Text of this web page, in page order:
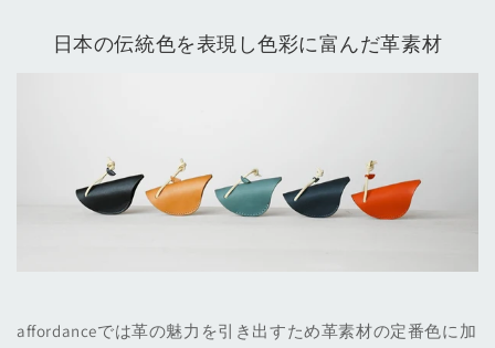
日本の伝統色を表現し色彩に富んだ革素材
affordanceでは革の魅力を引き出すため革素材の定番色に加